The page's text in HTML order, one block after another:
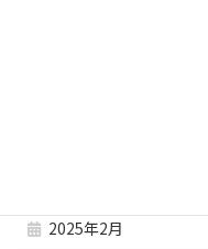
2025年2月